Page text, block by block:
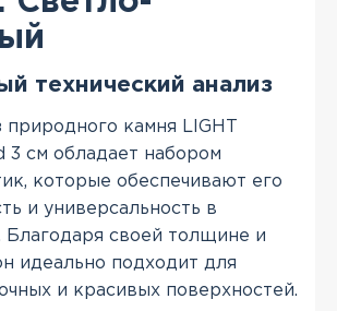
технический анализ
природного камня LIGHT
3 см обладает набором
которые обеспечивают его
и универсальность в
Благодаря своей толщине и
идеально подходит для
и красивых поверхностей.